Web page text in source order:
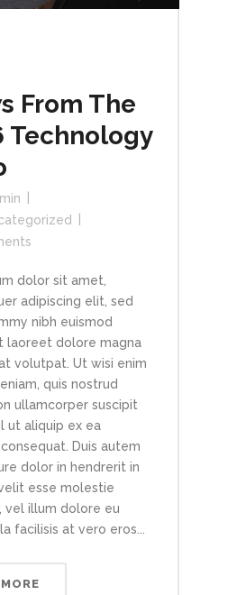
From The
Technology
dolor sit amet,
adipiscing elit, sed
nibh euismod
laoreet dolore magna
volutpat. Ut wisi enim
quis nostrud
ullamcorper suscipit
ut aliquip ex ea
Duis autem
dolor in hendrerit in
esse molestie
vel illum dolore eu
facilisis at vero eros...